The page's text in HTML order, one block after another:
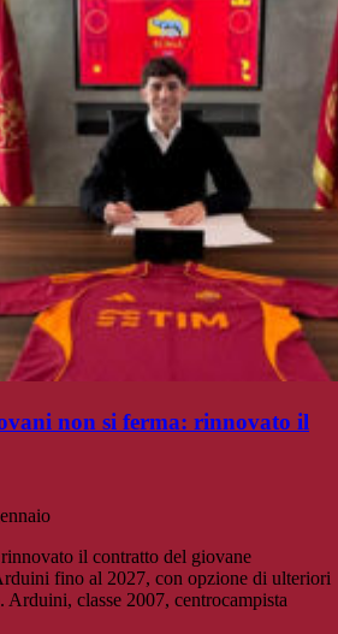
non si ferma: rinnovato il
il contratto del giovane
fino al 2027, con opzione di ulteriori
Arduini, classe 2007, centrocampista